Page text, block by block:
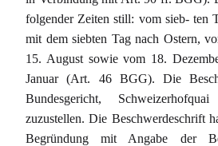
folgender Zeiten still: vom sieb- ten
mit dem siebten Tag nach Ostern,
15. August sowie vom 18.
Januar (Art. 46 BGG). Die
Bundesgericht,
zuzustellen. Die Beschwerdeschrift
Begründung mit Angabe der